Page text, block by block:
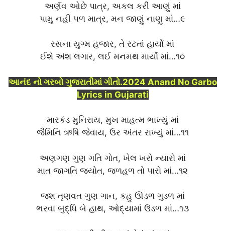
અર્ણવ ઓછે પાત્ર, અકલ કરી આણું માં
પામુ નહી પળ માત્ર, મન જાણું નાણુ માં…૯
રસના યુગ્મ હજાર, તે રટતાં હાર્યો માં
ઈશે અંશ લગાર, લઈ મનમથ માર્યો માં…૧૦
આનંદ નો ગરબો ગુજરાતીમાં ગીતો.2024 Anand No Garbo
Lyrics in Gujarati
મારકંડ મુનિરાય, મુખ માહત્મ ભાખ્યું માં
જૈમિનિ ઋષિ જેવાય, ઉર અંતર રાખ્યું માં…૧૧
અણગણ ગુણ ગતિ ગોત, ખેલ ખરો ન્યારો માં
માત જાગતિ જ્યોત, જળહળ તો પારો માં…૧૨
જશ તૃણવત ગુણ ગાન, કહુ ઊડળ ગુડળ માં
ભરવા બુદ્ધિ બે હાથ, ઓદ્યામાં ઉંડળ માં…૧૩